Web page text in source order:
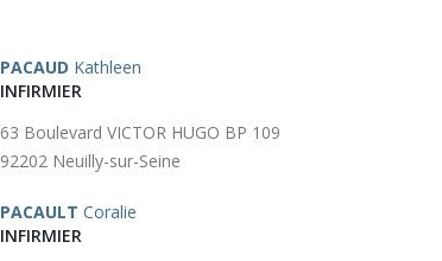
PACAUD Kathleen
INFIRMIER
63 Boulevard VICTOR HUGO BP 109
92202 Neuilly-sur-Seine
PACAULT Coralie
INFIRMIER